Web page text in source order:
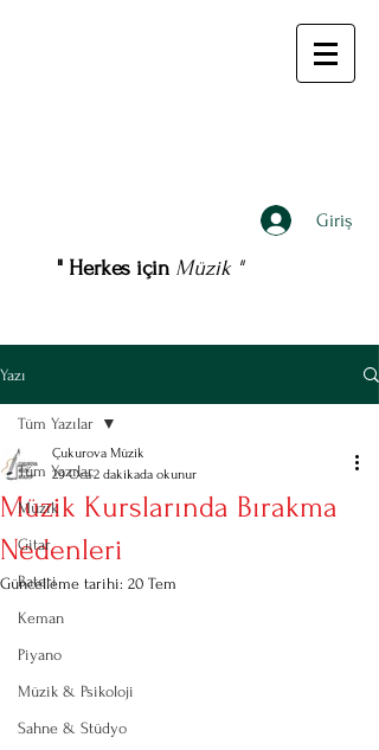
Giriş
" Herkes için Müzik "
Yazı
Tüm Yazılar
Müzik
Gitar
Bateri
Keman
Piyano
Müzik & Psikoloji
Sahne & Stüdyo
Tüm Yazılar
Müzik Kurslarında Bırakma
Nedenleri
Çukurova Müzik
29 Oca2 dakikada okunur
Güncelleme tarihi: 20 Tem